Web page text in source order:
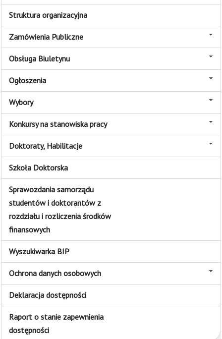
Struktura organizacyjna
Zamówienia Publiczne
Obsługa Biuletynu
Ogłoszenia
Wybory
Konkursy na stanowiska pracy
Doktoraty, Habilitacje
Szkoła Doktorska
Sprawozdania samorządu
studentów i doktorantów z
rozdziału i rozliczenia środków
finansowych
Wyszukiwarka BIP
Ochrona danych osobowych
Deklaracja dostępności
Raport o stanie zapewnienia
dostępności